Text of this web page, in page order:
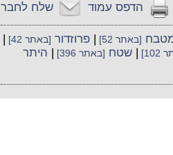
שלח לחבר הדפס עמוד
[באתר 52] | פרוזדור [באתר 42]
|
| שטח [באתר 396] | היתר